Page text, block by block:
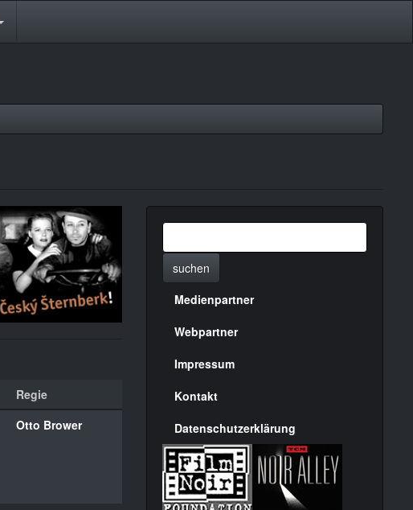
Regie
Otto Brower
suchen
Menülinks
rechte
Seite
Medienpartner
Webpartner
Impressum
Kontakt
Datenschutzerklärung